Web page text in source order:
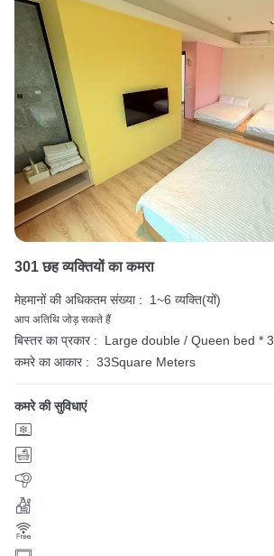
301 छह व्यक्तियों का कमरा
मेहमानों की अधिकतम संख्या : 1~6 व्यक्ति(यों)
आप अतिथि जोड़ सकते हैं
बिस्तर का प्रकार :
Large double / Queen bed * 3
कमरे का आकार : 33Square Meters
कमरे की सुविधाएं